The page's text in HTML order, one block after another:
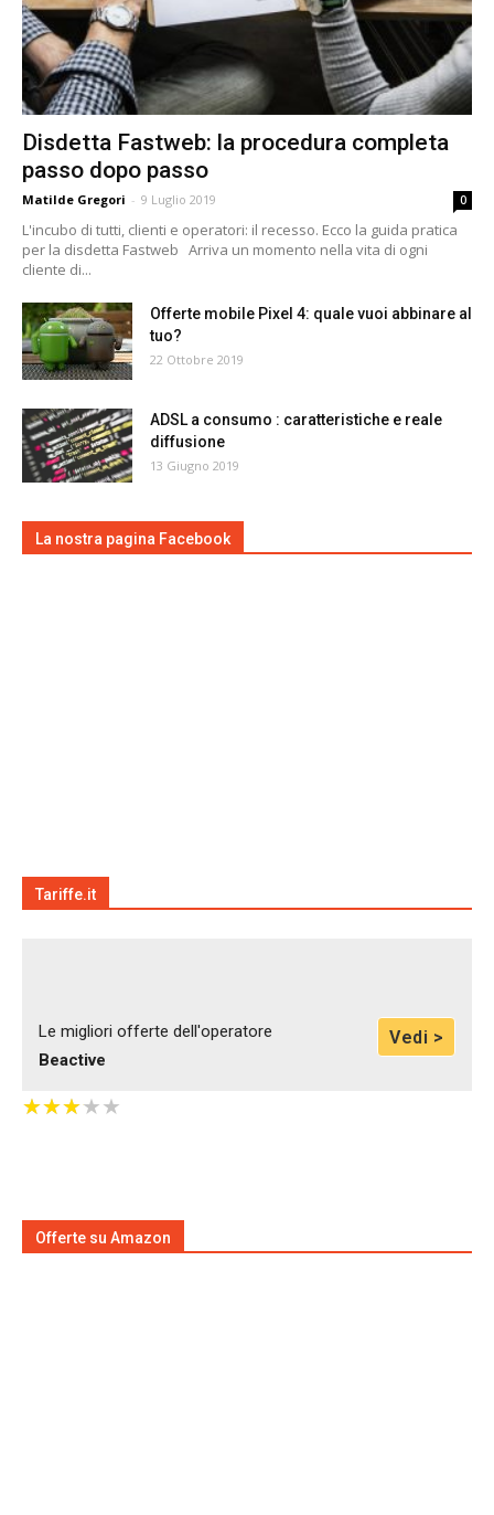
Disdetta Fastweb: la procedura completa
passo dopo passo
Matilde Gregori - 9 Luglio 2019 0
L'incubo di tutti, clienti e operatori: il recesso. Ecco la guida pratica
per la disdetta Fastweb Arriva un momento nella vita di ogni
cliente di...
Offerte mobile Pixel 4: quale vuoi abbinare al
tuo?
22 Ottobre 2019
ADSL a consumo : caratteristiche e reale
diffusione
13 Giugno 2019
La nostra pagina Facebook
Tariffe.it
Le migliori offerte dell'operatore
Beactive
Vedi >
★★★★★
★★★★★
Offerte su Amazon